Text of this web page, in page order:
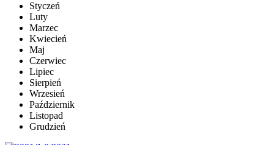
Styczeń
Luty
Marzec
Kwiecień
Maj
Czerwiec
Lipiec
Sierpień
Wrzesień
Październik
Listopad
Grudzień